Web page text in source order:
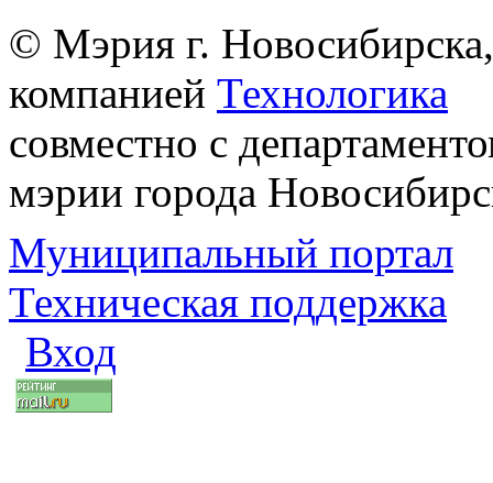
© Мэрия г.
компанией Технологика
совместно с
мэрии города
Муниципальный портал
Техническая поддержка
Вход